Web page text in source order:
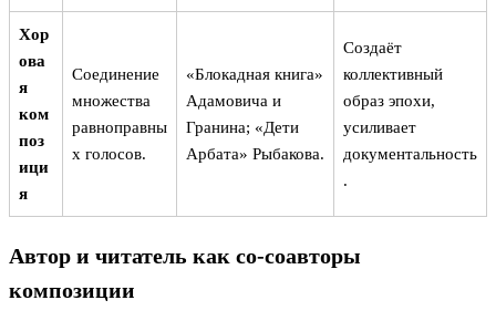
Хор
ова
я
ком
поз
ици
я
Соединение
множества
равноправны
х голосов.
«Блокадная книга»
Адамовича и
Гранина; «Дети
Арбата» Рыбакова.
Создаёт
коллективный
образ эпохи,
усиливает
документальность
.
Автор и читатель как со-соавторы
композиции